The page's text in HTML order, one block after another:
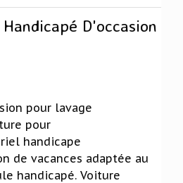
D'occasion
pour lavage
pour
handicape
de vacances adaptée au
handicapé. Voiture